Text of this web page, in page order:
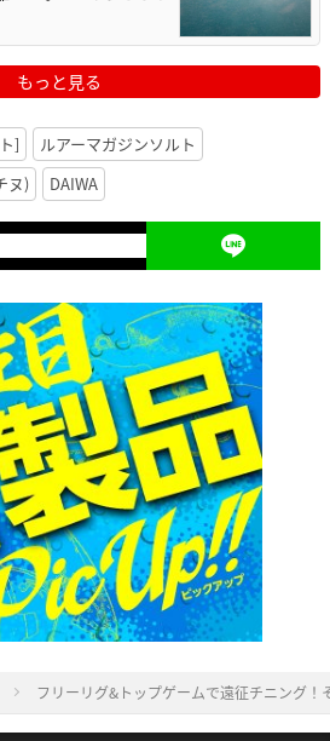
もっと見る
]
ルアーマガジンソルト
ヌ) DAIWA
フリーリグ&トップゲームで遠征チニング